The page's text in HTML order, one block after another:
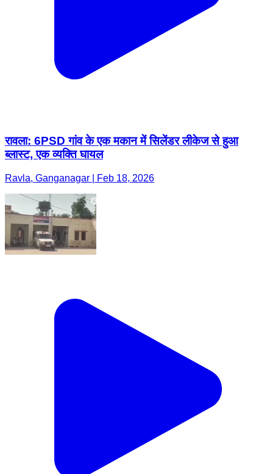
रावला: 6PSD गांव के एक मकान में सिलेंडर लीकेज से हुआ
ब्लास्ट, एक व्यक्ति घायल
Ravla, Ganganagar | Feb 18, 2026